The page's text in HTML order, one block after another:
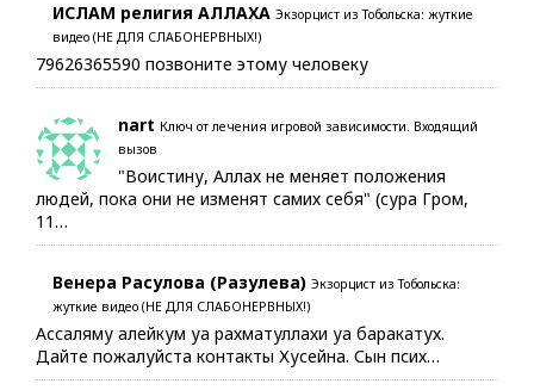
ИСЛАМ религия АЛЛАХА Экзорцист из Тобольска: жуткие
видео (НЕ ДЛЯ СЛАБОНЕРВНЫХ!)
79626365590 позвоните этому человеку
nart Ключ от лечения игровой зависимости. Входящий
вызов
"Воистину, Аллах не меняет положения
людей, пока они не изменят самих себя" (сура Гром,
11…
Венера Расулова (Разулева) Экзорцист из Тобольска:
жуткие видео (НЕ ДЛЯ СЛАБОНЕРВНЫХ!)
Ассаляму алейкум уа рахматуллахи уа баракатух.
Дайте пожалуйста контакты Хусейна. Сын псих…